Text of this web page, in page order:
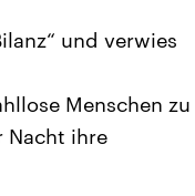
und verwies
Menschen zu
Nacht ihre